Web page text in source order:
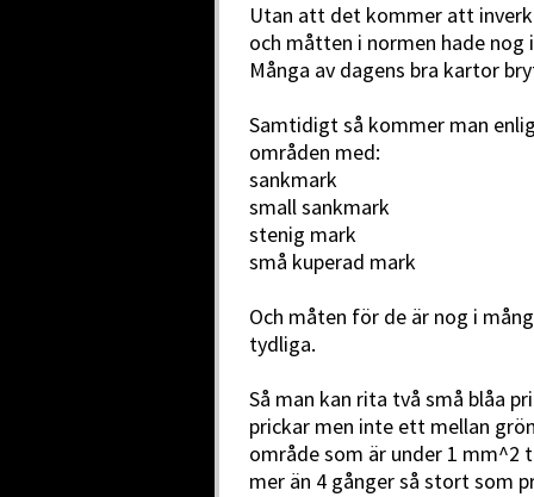
Utan att det kommer att
och måtten i normen hade
Många av dagens bra kartor
Samtidigt så kommer man
områden med:
sankmark
small sankmark
stenig mark
små kuperad mark
Och måten för de är nog i
tydliga.
Så man kan rita två små blåa
prickar men inte ett mellan
område som är under 1
mer än 4 gånger så stort som